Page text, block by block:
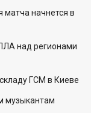
начнется в
над регионами
ГСМ в Киеве
музыкантам